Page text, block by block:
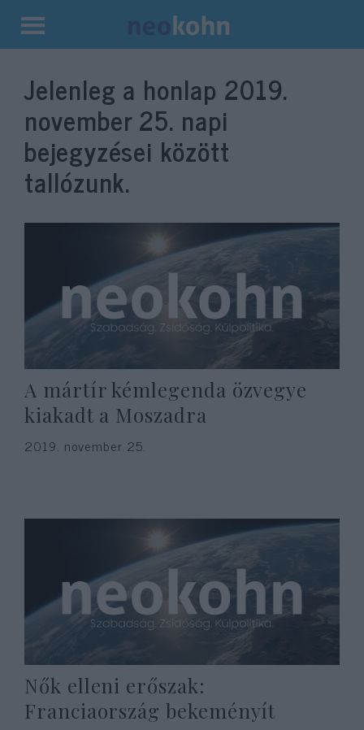
Kilépés
tartalomba
Jelenleg a honlap 2019.
november 25. napi
bejegyzései között
tallózunk.
A mártír kémlegenda özvegye
kiakadt a Moszadra
2019. november 25.
Nők elleni erőszak:
Franciaország bekeményít